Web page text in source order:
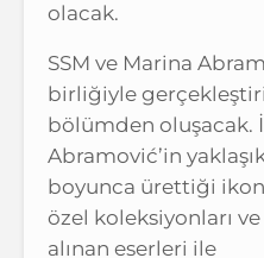
olacak.
SSM ve Marina
birliğiyle
bölümden oluşacak.
Abramović’in
boyunca ürettiği
özel koleksiyonları
alınan eserleri ile